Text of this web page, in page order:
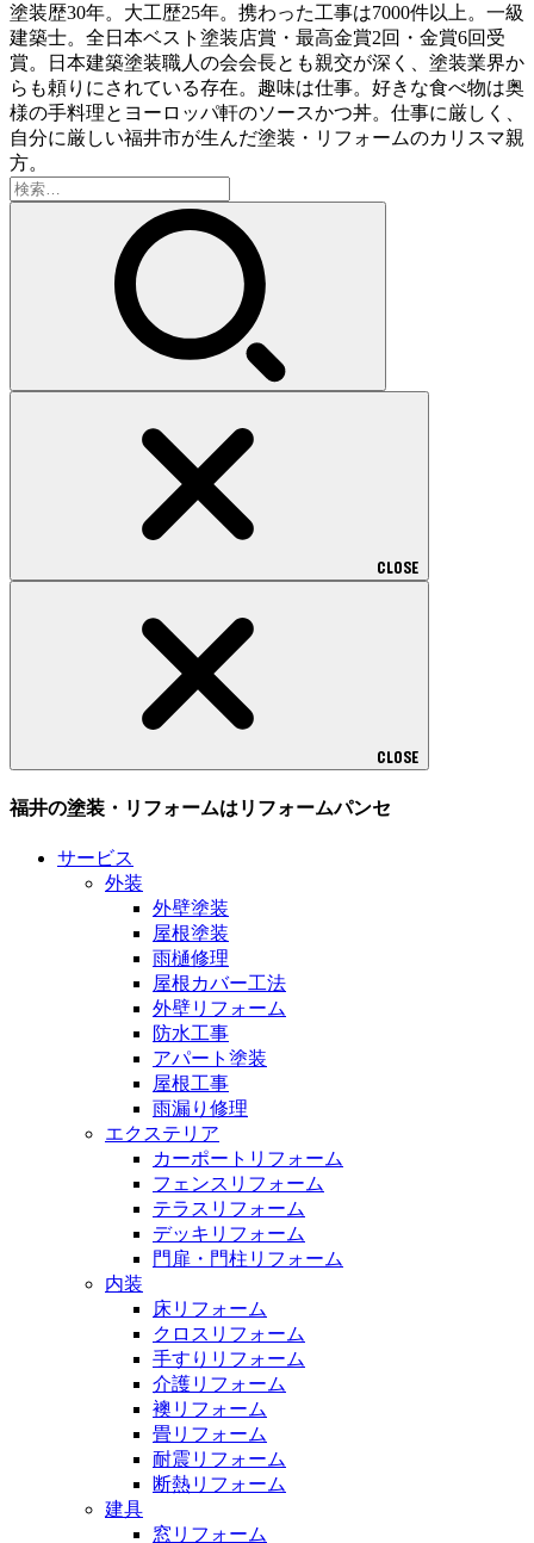
塗装歴30年。大工歴25年。携わった工事は7000件以上。一級
建築士。全日本ベスト塗装店賞・最高金賞2回・金賞6回受
賞。日本建築塗装職人の会会長とも親交が深く、塗装業界か
らも頼りにされている存在。趣味は仕事。好きな食べ物は奥
様の手料理とヨーロッパ軒のソースかつ丼。仕事に厳しく、
自分に厳しい福井市が生んだ塗装・リフォームのカリスマ親
方。
検
索:
CLOSE
CLOSE
福井の塗装・リフォームはリフォームパンセ
サービス
外装
外壁塗装
屋根塗装
雨樋修理
屋根カバー工法
外壁リフォーム
防水工事
アパート塗装
屋根工事
雨漏り修理
エクステリア
カーポートリフォーム
フェンスリフォーム
テラスリフォーム
デッキリフォーム
門扉・門柱リフォーム
内装
床リフォーム
クロスリフォーム
手すりリフォーム
介護リフォーム
襖リフォーム
畳リフォーム
耐震リフォーム
断熱リフォーム
建具
窓リフォーム